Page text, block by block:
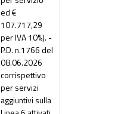
ed €
107.717,29
per IVA 10%). -
P.D. n.1766 del
08.06.2026
corrispettivo
per servizi
aggiuntivi sulla